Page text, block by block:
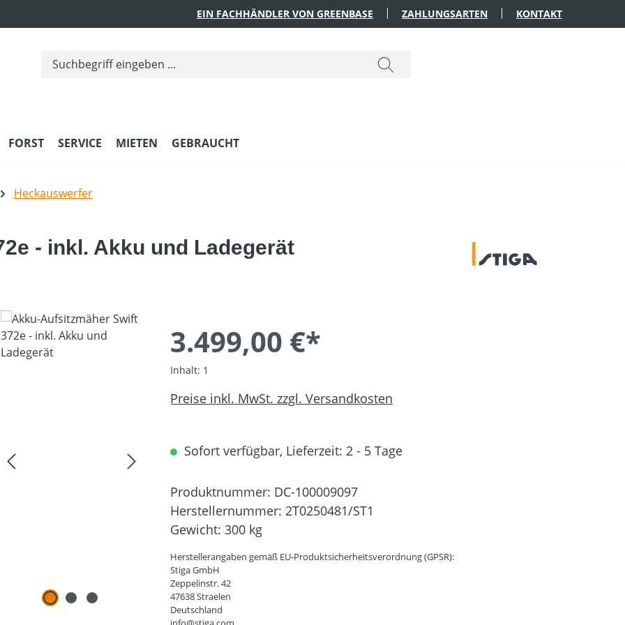
EIN FACHHÄNDLER VON GREENBASE ZAHLUNGSARTEN KONTAKT
FORST SERVICE MIETEN GEBRAUCHT
Heckauswerfer
- inkl. Akku und Ladegerät
3.499,00 €*
Inhalt: 1
Preise inkl. MwSt. zzgl. Versandkosten
Sofort verfügbar, Lieferzeit: 2 - 5 Tage
Produktnummer: DC-100009097
Herstellernummer: 2T0250481/ST1
Gewicht: 300 kg
Herstellerangaben gemäß EU-Produktsicherheitsverordnung (GPSR):
Stiga GmbH
Zeppelinstr. 42
47638 Straelen
Deutschland